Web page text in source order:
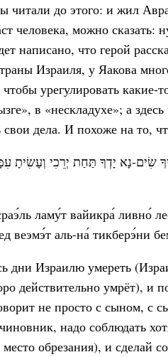
читали до этого: и жил
человека, можно
написано, что герой
Израиля, у Яакова
чтобы урегулировать
в «нескладухе»; а
свои дела. И похоже на то,
שִׂים-נָא יָדְךָ תַּחַת יְרֵכִי וְעָשִׂיתָ
ламу́т вайикра́ ливно́
веэмэ́т аль-на́ тикберэ́ни
дни Израилю умереть
действительно умрёт), и
не просто с сыном,
надо соблюдать
место обрезания), и